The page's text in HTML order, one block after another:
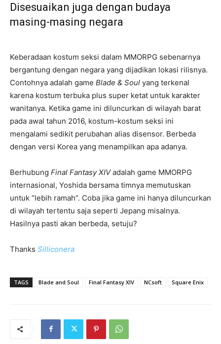
Disesuaikan juga dengan budaya
masing-masing negara
Keberadaan kostum seksi dalam MMORPG sebenarnya
bergantung dengan negara yang dijadikan lokasi rilisnya.
Contohnya adalah game Blade & Soul yang terkenal
karena kostum terbuka plus super ketat untuk karakter
wanitanya. Ketika game ini diluncurkan di wilayah barat
pada awal tahun 2016, kostum-kostum seksi ini
mengalami sedikit perubahan alias disensor. Berbeda
dengan versi Korea yang menampilkan apa adanya.
Berhubung Final Fantasy XIVadalah game MMORPG
internasional, Yoshida bersama timnya memutuskan
untuk “lebih ramah”. Coba jika game ini hanya diluncurkan
di wilayah tertentu saja seperti Jepang misalnya.
Hasilnya pasti akan berbeda, setuju?
Thanks Silliconera
TAGS Blade and Soul Final Fantasy XIV NCsoft Square Enix